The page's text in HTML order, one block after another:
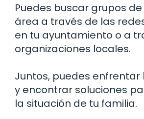
Puedes buscar grupos
área a través de las
en tu ayuntamiento o a
organizaciones locales.
Juntos, puedes enfrentar
y encontrar soluciones
la situación de tu familia.